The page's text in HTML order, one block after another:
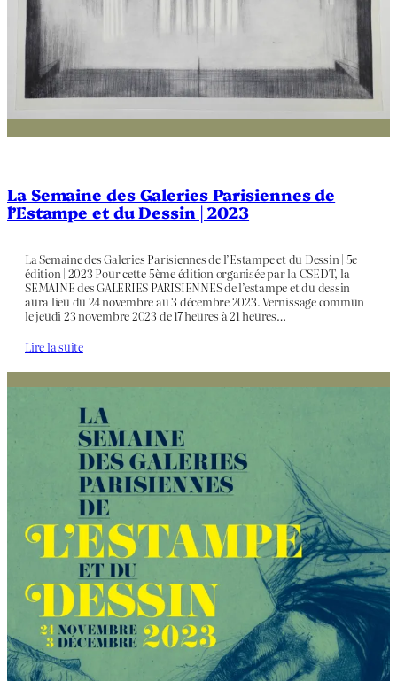
La Semaine des Galeries Parisiennes de
l’Estampe et du Dessin | 2023
La Semaine des Galeries Parisiennes de l’Estampe et du Dessin | 5e
édition | 2023 Pour cette 5ème édition organisée par la CSEDT, la
SEMAINE des GALERIES PARISIENNES de l’estampe et du dessin
aura lieu du 24 novembre au 3 décembre 2023. Vernissage commun
le jeudi 23 novembre 2023 de 17 heures à 21 heures…
Lire la suite